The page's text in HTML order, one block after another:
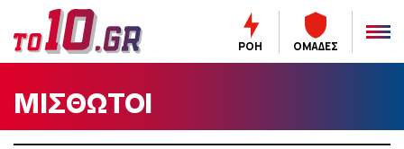
ΡΟΗ ΟΜΑΔΕΣ
ΜΙΣΘΩΤΟΙ